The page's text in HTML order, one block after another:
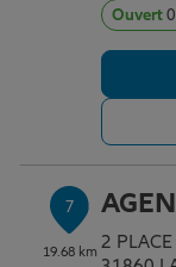
Ouvert
7
19.68 km 2